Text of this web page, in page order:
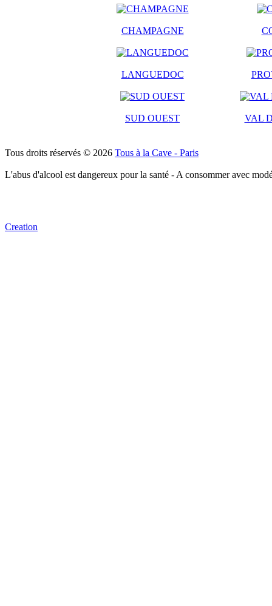
CHAMPAGNE
LANGUEDOC
SUD OUEST VAL
Tous droits réservés © 2026 Tous à la Cave - Paris
L'abus d'alcool est dangereux pour la santé - A consommer avec
Creation